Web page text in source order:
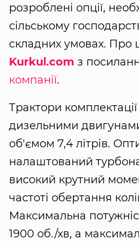
розроблені опції,
сільському
складних умовах. Про
Kurkul.com з
компанії.
Трактори
дизельними
об'ємом 7,4 літрів.
налаштований
високий крутний
частоті обертання
Максимальна
1900 об./хв, а